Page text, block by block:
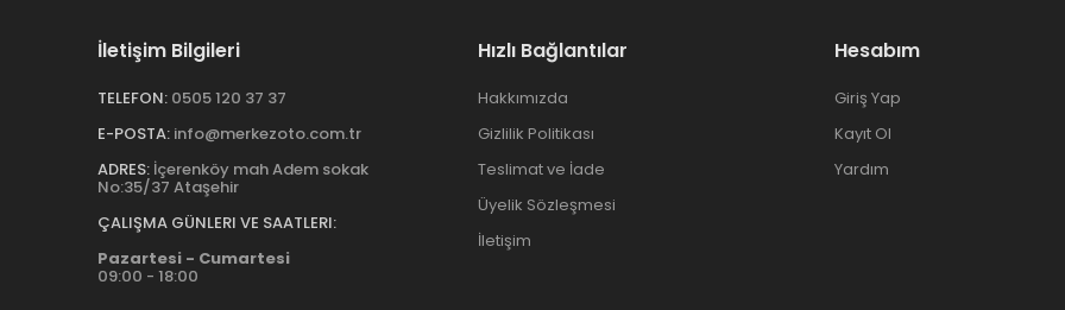
İletişim Bilgileri
TELEFON: 0505 120 37 37
E-POSTA: info@merkezoto.com.tr
ADRES: İçerenköy mah Adem sokak
No:35/37 Ataşehir
ÇALIŞMA GÜNLERI VE SAATLERI:
Pazartesi - Cumartesi
09:00 - 18:00
Hızlı Bağlantılar
Hakkımızda
Gizlilik Politikası
Teslimat ve İade
Üyelik Sözleşmesi
İletişim
Hesabım
Giriş Yap
Kayıt Ol
Yardım